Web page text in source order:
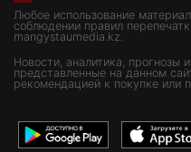
Любое использование
соблюдении правил
mangystaumedia.kz.
Новости, аналитика, прогнозы
представленные на данном
рекомендацией к покупке или